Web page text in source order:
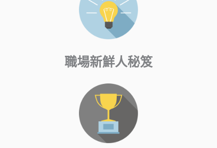
職場新鮮人秘笈